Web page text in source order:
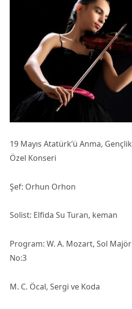
19 Mayıs Atatürk’ü Anma,
Özel Konseri
Şef: Orhun Orhon
Solist: Elfida Su Turan, keman
Program: W. A. Mozart, Sol
No:3
M. C. Öcal, Sergi ve Koda